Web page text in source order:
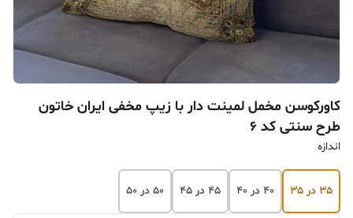
کاورکوسن مخمل لمینت دار با زیپ مخفی ایران خاتون
طرح سنتی کد ۶
اندازه
۳۵ در ۳۵ ۴۰ در ۴۰ ۴۵ در ۴۵ ۵۰ در ۵۰